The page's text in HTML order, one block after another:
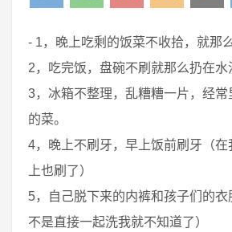
- 1，晚上吃剩的饭菜不收拾，就那
2，吃完饭，盘碗不刷就那么扔在水
3，冰箱不整理，乱糟糟一片，经常
的菜。
4，晚上不刷牙，早上饭前刷牙（
上也刷了）
5，自己脱下来的内裤和孩子们的
不是直接一起洗我就不知道了）